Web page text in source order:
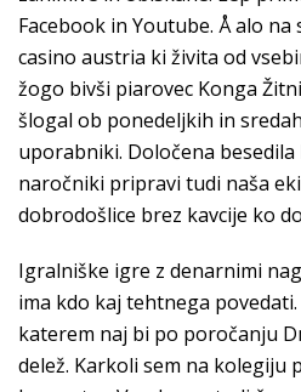
Facebook in Youtube. Å alo
casino austria ki živita od
žogo bivši piarovec Konga
šlogal ob ponedeljkih in
uporabniki. Določena
naročniki pripravi tudi naša
dobrodošlice brez kavcije ko
Igralniške igre z denarnimi
ima kdo kaj tehtnega
katerem naj bi po poročanju
delež. Karkoli sem na kolegiju